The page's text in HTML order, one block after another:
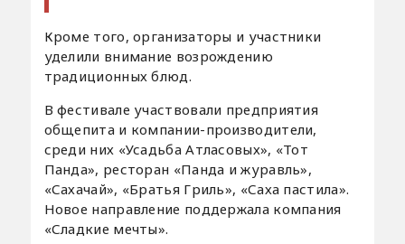
Кроме того, организаторы и участники
уделили внимание возрождению
традиционных блюд.
В фестивале участвовали предприятия
общепита и компании-производители,
среди них «Усадьба Атласовых», «Тот
Панда», ресторан «Панда и журавль»,
«Сахачай», «Братья Гриль», «Саха пастила».
Новое направление поддержала компания
«Сладкие мечты».